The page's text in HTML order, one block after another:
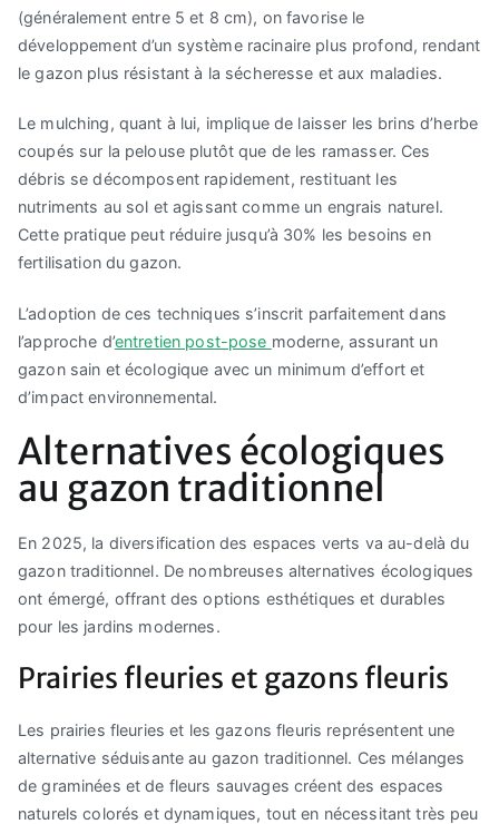
(généralement entre 5 et 8 cm), on favorise le
développement d’un système racinaire plus profond, rendant
le gazon plus résistant à la sécheresse et aux maladies.
Le mulching, quant à lui, implique de laisser les brins d’herbe
coupés sur la pelouse plutôt que de les ramasser. Ces
débris se décomposent rapidement, restituant les
nutriments au sol et agissant comme un engrais naturel.
Cette pratique peut réduire jusqu’à 30% les besoins en
fertilisation du gazon.
L’adoption de ces techniques s’inscrit parfaitement dans
l’approche d’entretien post-pose moderne, assurant un
gazon sain et écologique avec un minimum d’effort et
d’impact environnemental.
Alternatives écologiques
au gazon traditionnel
En 2025, la diversification des espaces verts va au-delà du
gazon traditionnel. De nombreuses alternatives écologiques
ont émergé, offrant des options esthétiques et durables
pour les jardins modernes.
Prairies fleuries et gazons fleuris
Les prairies fleuries et les gazons fleuris représentent une
alternative séduisante au gazon traditionnel. Ces mélanges
de graminées et de fleurs sauvages créent des espaces
naturels colorés et dynamiques, tout en nécessitant très peu